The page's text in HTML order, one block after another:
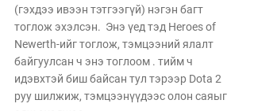
(гэхдээ ивээн тэтгээгүй) нэгэн багт
тоглож эхэлсэн.  Энэ үед тэд Heroes of
Newerth-ийг тоглож, тэмцээний ялалт
байгуулсан ч энэ тоглоом . тийм ч
идэвхтэй биш байсан тул тэрээр Dota 2
руу шилжиж, тэмцээнүүдээс олон саяыг